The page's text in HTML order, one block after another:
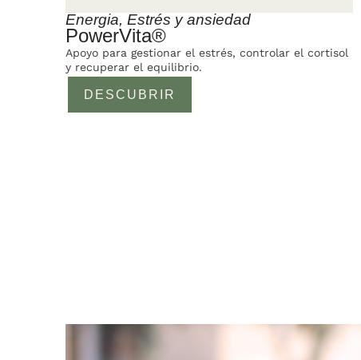
Energia, Estrés y ansiedad
PowerVita®
DESCUBRIR
Apoyo para gestionar el estrés, controlar el cortisol
y recuperar el equilibrio.